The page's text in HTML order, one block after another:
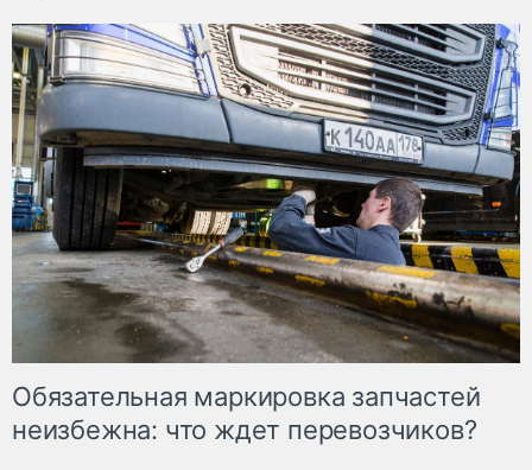
Обязательная маркировка запчастей
неизбежна: что ждет перевозчиков?